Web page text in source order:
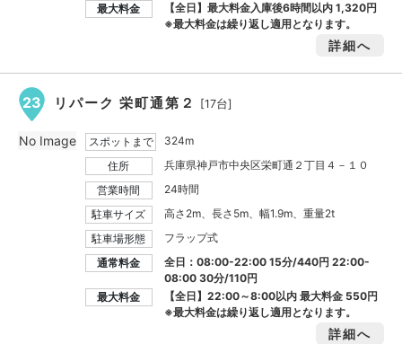
最大料金
【全日】最大料金入庫後6時間以内1,320円
※最大料金は繰り返し適用となります。
詳細へ
23 リパーク 栄町通第２ [17台]
スポットまで
324m
住所
兵庫県神戸市中央区栄町通２丁目４－１０
営業時間
24時間
駐車サイズ
高さ2m、長さ5m、幅1.9m、重量2t
駐車場形態
フラップ式
通常料金
全日：08:00-22:00 15分/440円 22:00-
08:00 30分/110円
最大料金
【全日】22:00～8:00以内 最大料金 550円
※最大料金は繰り返し適用となります。
詳細へ
No Image